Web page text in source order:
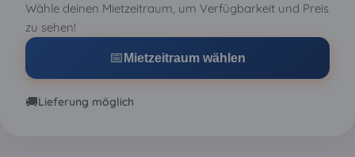
Wähle deinen Mietzeitraum, um Verfügbarkeit und Preis
zu sehen!
📅 Mietzeitraum wählen
🚚Lieferung möglich